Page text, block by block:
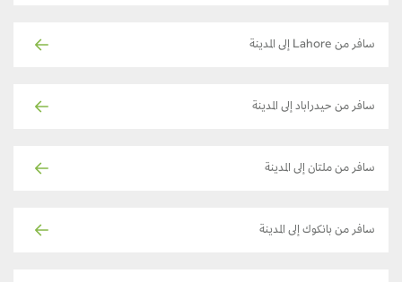
سافر من Lahore إلى المدينة
سافر من حيدراباد إلى المدينة
سافر من ملتان إلى المدينة
سافر من بانكوك إلى المدينة